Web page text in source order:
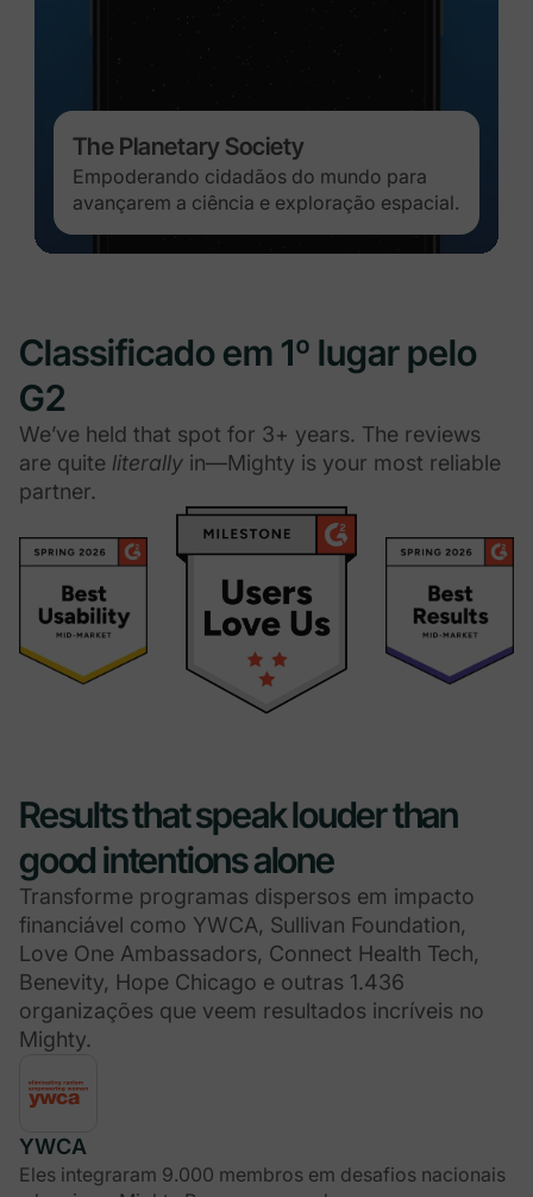
The Planetary Society
Empoderando cidadãos do mundo para
avançarem a ciência e exploração espacial.
Classificado em 1º lugar pelo
G2
We’ve held that spot for 3+ years. The reviews
are quite literally in—Mighty is your most reliable
partner.
Results that speak louder than
good intentions alone
Transforme programas dispersos em impacto
financiável como YWCA, Sullivan Foundation,
Love One Ambassadors, Connect Health Tech,
Benevity, Hope Chicago e outras 1.436
organizações que veem resultados incríveis no
Mighty.
YWCA
Eles integraram 9.000 membros em desafios nacionais